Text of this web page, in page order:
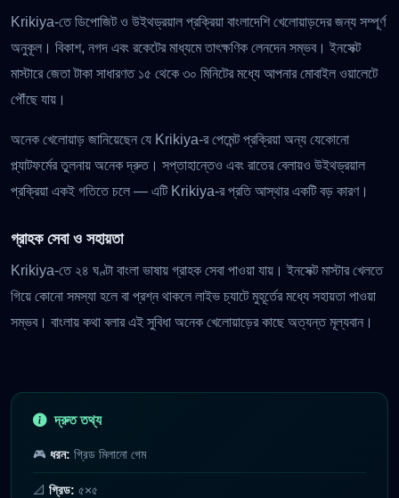
Krikiya-তে ডিপোজিট ও উইথড্রয়াল প্রক্রিয়া বাংলাদেশি খেলোয়াড়দের জন্য সম্পূর্ণ
অনুকূল। বিকাশ, নগদ এবং রকেটের মাধ্যমে তাৎক্ষণিক লেনদেন সম্ভব। ইনসেক্ট
মাস্টারে জেতা টাকা সাধারণত ১৫ থেকে ৩০ মিনিটের মধ্যে আপনার মোবাইল ওয়ালেটে
পৌঁছে যায়।
অনেক খেলোয়াড় জানিয়েছেন যে Krikiya-র পেমেন্ট প্রক্রিয়া অন্য যেকোনো
প্ল্যাটফর্মের তুলনায় অনেক দ্রুত। সপ্তাহান্তেও এবং রাতের বেলায়ও উইথড্রয়াল
প্রক্রিয়া একই গতিতে চলে — এটি Krikiya-র প্রতি আস্থার একটি বড় কারণ।
গ্রাহক সেবা ও সহায়তা
Krikiya-তে ২৪ ঘণ্টা বাংলা ভাষায় গ্রাহক সেবা পাওয়া যায়। ইনসেক্ট মাস্টার খেলতে
গিয়ে কোনো সমস্যা হলে বা প্রশ্ন থাকলে লাইভ চ্যাটে মুহূর্তের মধ্যে সহায়তা পাওয়া
সম্ভব। বাংলায় কথা বলার এই সুবিধা অনেক খেলোয়াড়ের কাছে অত্যন্ত মূল্যবান।
দ্রুত তথ্য
🎮 ধরন: গ্রিড মিলানো গেম
📐 গ্রিড: ৫×৫